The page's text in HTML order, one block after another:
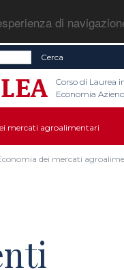
di
Cerca
Corso di Laurea
Economia
mercati agroalimentari
dei mercati